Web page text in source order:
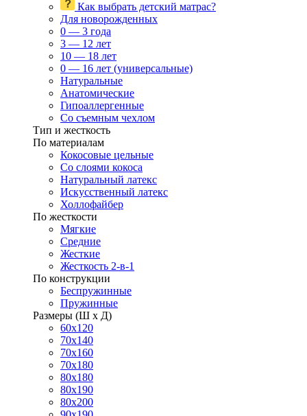
Как выбрать детский матрас?
Для новорожденных
0 — 3 года
3 — 12 лет
10 — 18 лет
0 — 16 лет (универсальные)
Натуральные
Анатомические
Гипоаллергенные
Со съемным чехлом
Тип и жесткость
По материалам
Кокосовые цельные
Со слоями кокоса
Натуральный латекс
Искусственный латекс
Холлофайбер
По жесткости
Мягкие
Средние
Жесткие
Жесткость 2-в-1
По конструкции
Беспружинные
Пружинные
Размеры (Ш х Д)
60х120
70х140
70х160
70х180
80х180
80х190
80х200